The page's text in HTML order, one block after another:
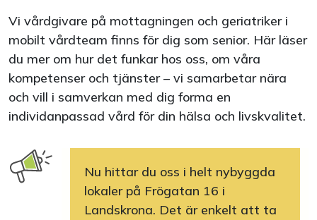
Vi vårdgivare på mottagningen och geriatriker i
mobilt vårdteam finns för dig som senior. Här läser
du mer om hur det funkar hos oss, om våra
kompetenser och tjänster – vi samarbetar nära
och vill i samverkan med dig forma en
individanpassad vård för din hälsa och livskvalitet.
Nu hittar du oss i helt nybyggda
lokaler på Frögatan 16 i
Landskrona. Det är enkelt att ta